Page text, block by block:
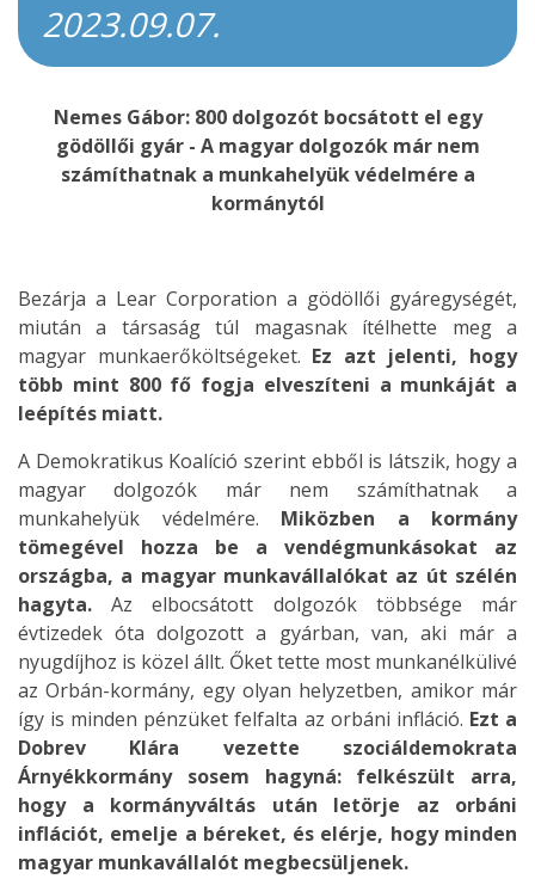
2023.09.07.
Nemes Gábor: 800 dolgozót bocsátott el egy
gödöllői gyár - A magyar dolgozók már nem
számíthatnak a munkahelyük védelmére a
kormánytól
Bezárja a Lear Corporation a gödöllői gyáregységét,
miután a társaság túl magasnak ítélhette meg a
magyar munkaerőköltségeket. Ez azt jelenti, hogy
több mint 800 fő fogja elveszíteni a munkáját a
leépítés miatt.
A Demokratikus Koalíció szerint ebből is látszik, hogy a
magyar dolgozók már nem számíthatnak a
munkahelyük védelmére. Miközben a kormány
tömegével hozza be a vendégmunkásokat az
országba, a magyar munkavállalókat az út szélén
hagyta. Az elbocsátott dolgozók többsége már
évtizedek óta dolgozott a gyárban, van, aki már a
nyugdíjhoz is közel állt. Őket tette most munkanélkülivé
az Orbán-kormány, egy olyan helyzetben, amikor már
így is minden pénzüket felfalta az orbáni infláció. Ezt a
Dobrev Klára vezette szociáldemokrata
Árnyékkormány sosem hagyná: felkészült arra,
hogy a kormányváltás után letörje az orbáni
inflációt, emelje a béreket, és elérje, hogy minden
magyar munkavállalót megbecsüljenek.